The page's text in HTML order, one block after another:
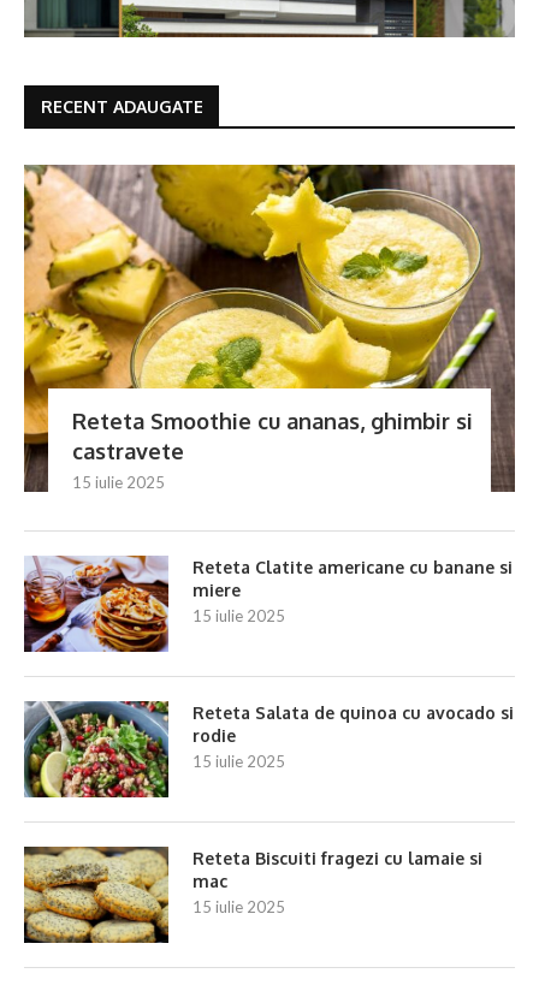
RECENT ADAUGATE
Reteta Smoothie cu ananas, ghimbir si
castravete
15 iulie 2025
Reteta Clatite americane cu banane si
miere
15 iulie 2025
Reteta Salata de quinoa cu avocado si
rodie
15 iulie 2025
Reteta Biscuiti fragezi cu lamaie si
mac
15 iulie 2025